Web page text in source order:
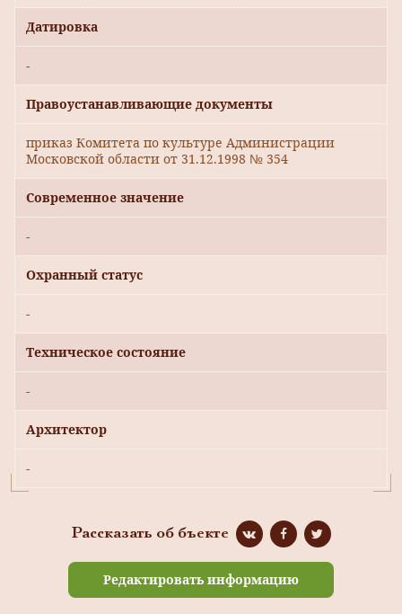
Датировка
-
Правоустанавливающие документы
приказ Комитета по культуре Администрации
Московской области от 31.12.1998 № 354
Современное значение
-
Охранный статус
-
Техническое состояние
-
Архитектор
-
Рассказать об бъекте
Редактировать информацию